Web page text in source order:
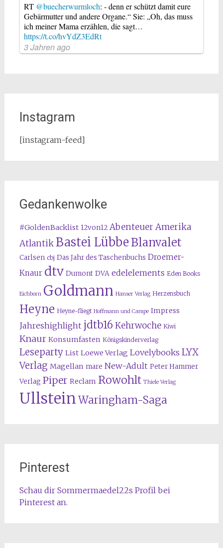
RT @buecherwurmloch: - denn er schützt damit eure
Gebärmutter und andere Organe.“ Sie: „Oh, das muss
ich meiner Mama erzählen, die sagt…
https://t.co/hvYdZ3EdRt
3 Jahren ago
Instagram
[instagram-feed]
Gedankenwolke
#GoldenBacklist 12von12 Abenteuer Amerika
Atlantik Bastei LübbeBlanvalet
Carlsen cbj Das Jahr des Taschenbuchs Droemer-
Knaur dtv Dumont DVA edelelements Eden Books
Eichborn Goldmann Hanser Verlag Herzensbuch
Heyne Heyne-fliegt Hoffmann und Campe Impress
Jahreshighlight jdtb16 Kehrwoche Kiwi
Knaur Konsumfasten Königskinderverlag
Leseparty List Loewe Verlag Lovelybooks LYX
Verlag Magellan mare New-Adult Peter Hammer
Verlag Piper Reclam Rowohlt Thiele Verlag
UllsteinWaringham-Saga
Pinterest
Schau dir Sommermaedel22s Profil bei
Pinterest an.